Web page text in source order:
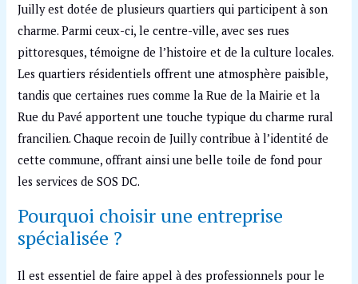
Juilly est dotée de plusieurs quartiers qui participent à son
charme. Parmi ceux-ci, le centre-ville, avec ses rues
pittoresques, témoigne de l’histoire et de la culture locales.
Les quartiers résidentiels offrent une atmosphère paisible,
tandis que certaines rues comme la Rue de la Mairie et la
Rue du Pavé apportent une touche typique du charme rural
francilien. Chaque recoin de Juilly contribue à l’identité de
cette commune, offrant ainsi une belle toile de fond pour
les services de SOS DC.
Pourquoi choisir une entreprise
spécialisée ?
Il est essentiel de faire appel à des professionnels pour le